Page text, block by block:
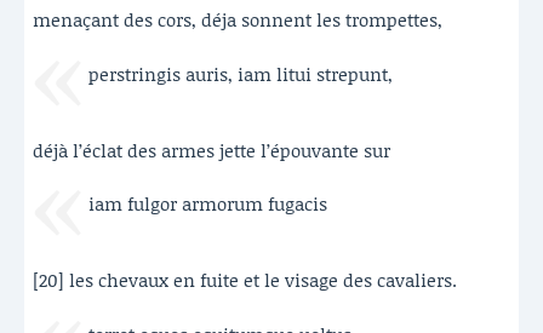
menaçant des cors, déja sonnent les trompettes,
perstringis auris, iam litui strepunt,
déjà l’éclat des armes jette l’épouvante sur
iam fulgor armorum fugacis
[20] les chevaux en fuite et le visage des cavaliers.